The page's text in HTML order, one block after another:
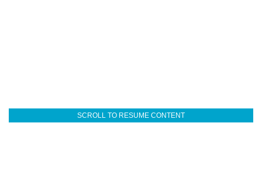
SCROLL TO RESUME CONTENT